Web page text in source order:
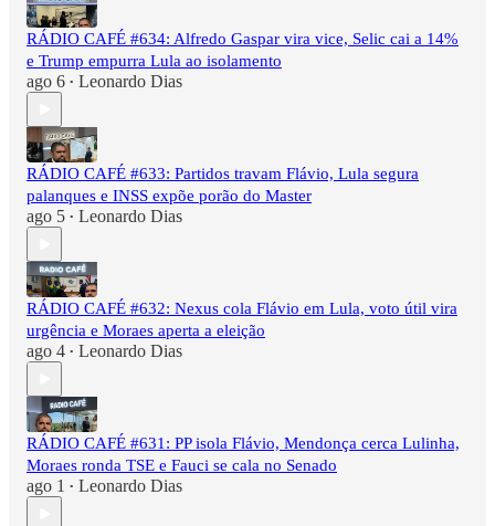
RÁDIO CAFÉ #634: Alfredo Gaspar vira vice, Selic cai a 14%
e Trump empurra Lula ao isolamento
ago 6 • Leonardo Dias
RÁDIO CAFÉ #633: Partidos travam Flávio, Lula segura
palanques e INSS expõe porão do Master
ago 5 • Leonardo Dias
RÁDIO CAFÉ #632: Nexus cola Flávio em Lula, voto útil vira
urgência e Moraes aperta a eleição
ago 4 • Leonardo Dias
RÁDIO CAFÉ #631: PP isola Flávio, Mendonça cerca Lulinha,
Moraes ronda TSE e Fauci se cala no Senado
ago 1 • Leonardo Dias